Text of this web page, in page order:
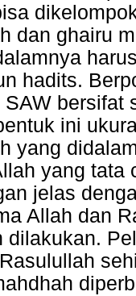
dan ghairu
hadits.
bersifat
ini
yang
yang tata
jelas
Allah dan
dilakukan.